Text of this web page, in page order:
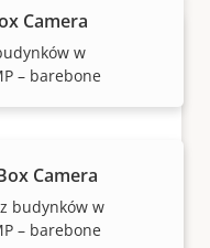
Camera
w
– barebone
Camera
budynków w
– barebone
Axis?